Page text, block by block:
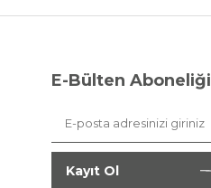
E-Bülten Aboneliği
Kayıt Ol